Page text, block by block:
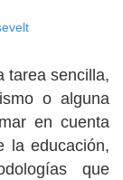
tarea sencilla,
o alguna
en cuenta
la educación,
que